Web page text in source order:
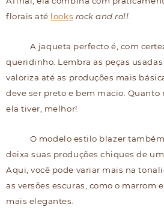
florais até looks rock and roll.
A jaqueta perfecto é, com
queridinho. Lembra as peças
valoriza até as produções mais
deve ser preto e bem macio. Quanto
ela tiver, melhor!
O modelo estilo blazer
deixa suas produções chiques de
Aqui, você pode variar mais na
as versões escuras, como o marrom
mais elegantes.